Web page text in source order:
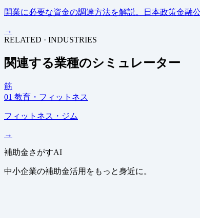
開業に必要な資金の調達方法を解説。日本政策金融
→
RELATED · INDUSTRIES
関連する業種のシミュレーター
筋
01 教育・フィットネス
フィットネス・ジム
→
補助金さがすAI
中小企業の補助金活用をもっと身近に。